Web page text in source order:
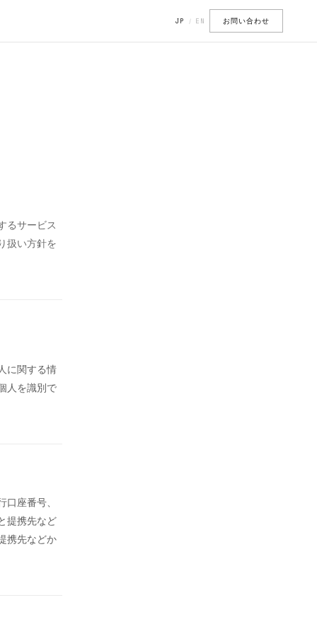
JP / EN お問い合わせ
るサービス
扱い方針を
に関する情
人を識別で
座番号、
提携先など
携先などか